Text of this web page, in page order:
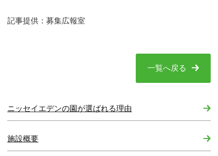
記事提供：募集広報室
一覧へ戻る
ニッセイエデンの園が選ばれる理由
施設概要